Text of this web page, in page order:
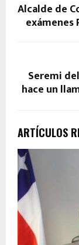
Alcalde de
exámenes
Seremi
hace un
ARTÍCULOS